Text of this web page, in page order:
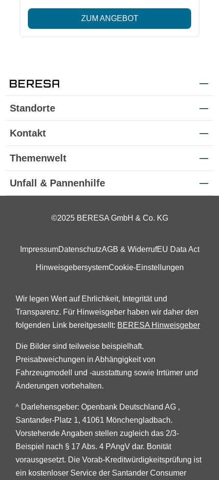
ZUM ANGEBOT
Standorte
Kontakt
Themenwelt
Unfall & Pannenhilfe
©2025 BERESA GmbH & Co. KG
ImpressumDatenschutzAGB & WiderrufEU Data Act
HinweisgebersystemCookie-Einstellungen
Wir legen Wert auf Ehrlichkeit, Integrität und
Transparenz. Für Hinweisgeber haben wir daher den
folgenden Link bereitgestellt: BERESA Hinweisgeber
Die Bilder sind teilweise beispielhaft.
Preisabweichungen in Abhängigkeit von
Fahrzeugmodell und -ausstattung sowie Irrtümer und
Änderungen vorbehalten.
A
Darlehensgeber: Openbank Deutschland AG ,
Santander-Platz 1, 41061 Mönchengladbach.
Vorstehende Angaben stellen zugleich das 2/3-
Beispiel nach § 17 Abs. 4 PAngV dar. Bonität
vorausgesetzt. Die Vorab-Kreditwürdigkeitsprüfung ist
ein kostenloser Service der Santander Consumer